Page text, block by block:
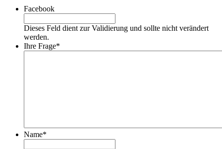
Facebook
Dieses Feld dient zur Validierung und sollte nicht verändert
werden.
Ihre Frage*
Name*